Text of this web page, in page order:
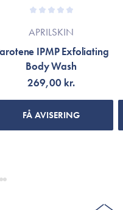
APRILSKIN
IPMP Exfoliating
Body Wash
269,00 kr.
FÅ AVISERING